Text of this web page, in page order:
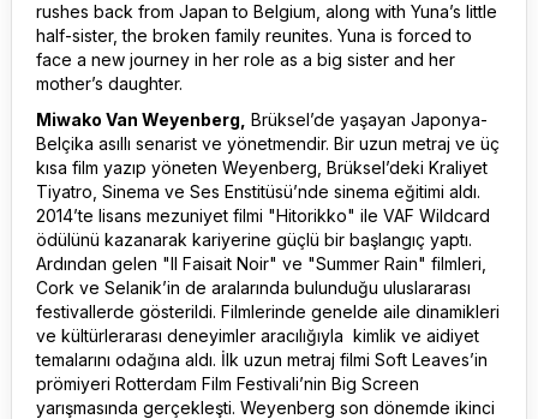
rushes back from Japan to Belgium, along with Yuna’s little
half-sister, the broken family reunites. Yuna is forced to
face a new journey in her role as a big sister and her
mother’s daughter.
Miwako Van Weyenberg, Brüksel’de yaşayan Japonya-
Belçika asıllı senarist ve yönetmendir. Bir uzun metraj ve üç
kısa film yazıp yöneten Weyenberg, Brüksel’deki Kraliyet
Tiyatro, Sinema ve Ses Enstitüsü’nde sinema eğitimi aldı.
2014’te lisans mezuniyet filmi "Hitorikko" ile VAF Wildcard
ödülünü kazanarak kariyerine güçlü bir başlangıç yaptı.
Ardından gelen "Il Faisait Noir" ve "Summer Rain" filmleri,
Cork ve Selanik’in de aralarında bulunduğu uluslararası
festivallerde gösterildi. Filmlerinde genelde aile dinamikleri
ve kültürlerarası deneyimler aracılığıyla kimlik ve aidiyet
temalarını odağına aldı. İlk uzun metraj filmi Soft Leaves’in
prömiyeri Rotterdam Film Festivali’nin Big Screen
yarışmasında gerçekleşti. Weyenberg son dönemde ikinci